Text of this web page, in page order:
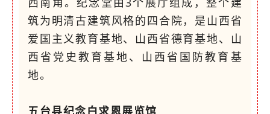
筑为明清古建筑风格的四合院，是山西省
爱国主义教育基地、山西省德育基地、山
西省党史教育基地、山西省国防教育基
地。
五台县纪念白求恩展览馆